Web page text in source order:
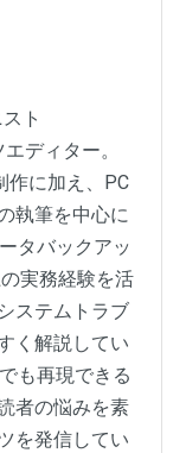
ト
ディター。
作に加え、PC
執筆を中心に
タバックアッ
実務経験を活
ステムトラブ
く解説してい
も再現できる
者の悩みを素
を発信してい